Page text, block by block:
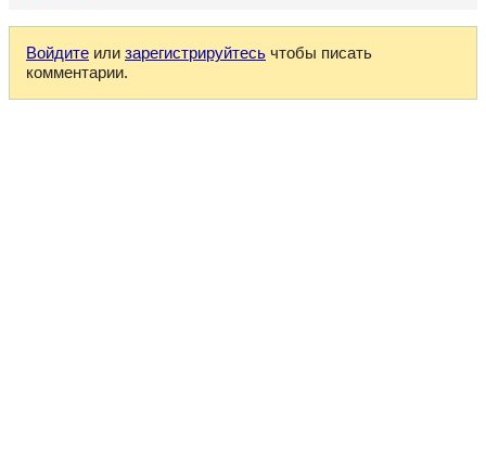
Войдите или зарегистрируйтесь чтобы писать
комментарии.